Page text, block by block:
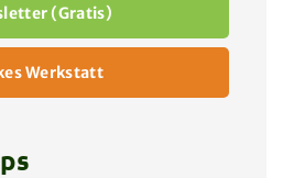
(Gratis)
Werkstatt